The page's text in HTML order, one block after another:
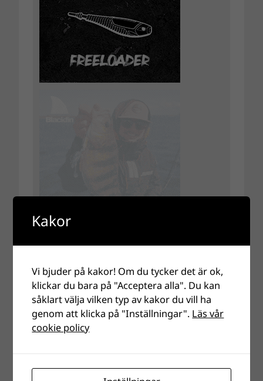
Kakor
Vi bjuder på kakor! Om du tycker det är ok,
klickar du bara på "Acceptera alla". Du kan
såklart välja vilken typ av kakor du vill ha
genom att klicka på "Inställningar". Läs vår
cookie policy